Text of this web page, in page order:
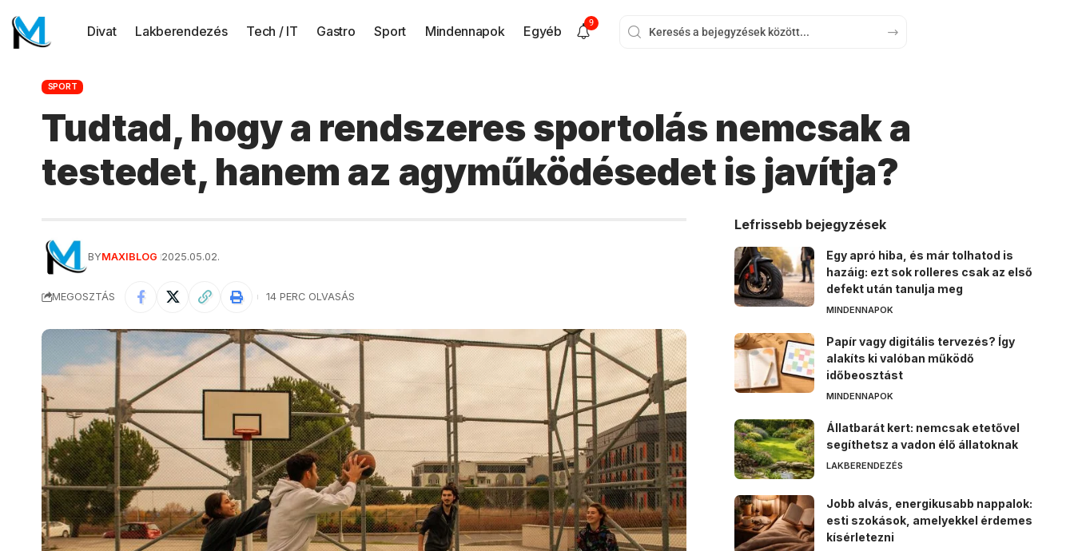
Divat Lakberendezés Tech / IT Gastro Sport Mindennapok Egyéb
9
SPORT
Tudtad, hogy a rendszeres sportolás nemcsak a
testedet, hanem az agyműködésedet is javítja?
BYMAXIBLOG 2025.05.02.
MEGOSZTÁS 14 PERC OLVASÁS
Lefrissebb bejegyzések
Egy apró hiba, és már tolhatod is
hazáig: ezt sok rolleres csak az első
defekt után tanulja meg
MINDENNAPOK
Papír vagy digitális tervezés? Így
alakíts ki valóban működő
időbeosztást
MINDENNAPOK
Állatbarát kert: nemcsak etetővel
segíthetsz a vadon élő állatoknak
LAKBERENDEZÉS
Jobb alvás, energikusabb nappalok:
esti szokások, amelyekkel érdemes
kísérletezni